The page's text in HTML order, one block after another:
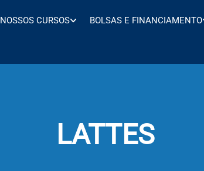
NOSSOS CURSOS BOLSAS E FINANCIAMENTO
LATTES